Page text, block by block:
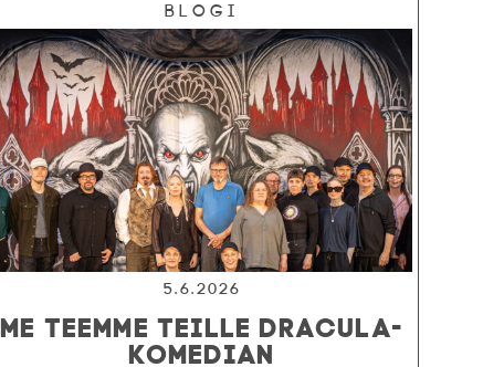
Blogi
5.6.2026
ME TEEMME TEILLE DRACULA-
KOMEDIAN